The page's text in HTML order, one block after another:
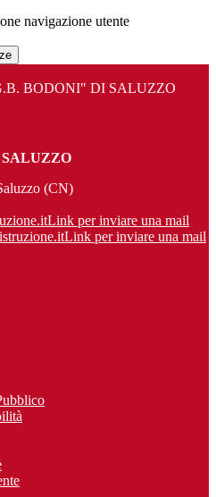
navigazione utente
BODONI" DI SALUZZO
(CN)
Link per inviare una mail
Link per inviare una mail